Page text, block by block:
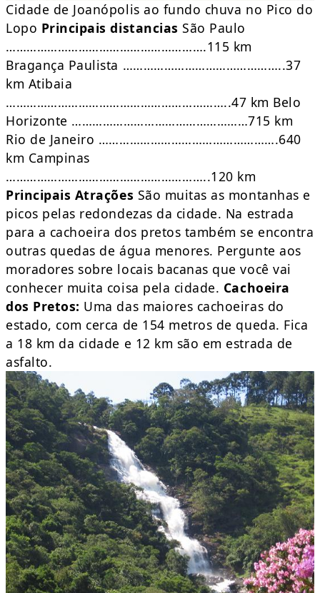
Cidade de Joanópolis ao fundo chuva no Pico do
Lopo Principais distancias São Paulo
………………………………………………….115 km
Bragança Paulista ………………………………………..37
km Atibaia
………………………………………………………..47 km Belo
Horizonte ……………………………………………715 km
Rio de Janeiro …………………………………………….640
km Campinas
…………………………………………………..120 km
Principais Atrações São muitas as montanhas e
picos pelas redondezas da cidade. Na estrada
para a cachoeira dos pretos também se encontra
outras quedas de água menores. Pergunte aos
moradores sobre locais bacanas que você vai
conhecer muita coisa pela cidade. Cachoeira
dos Pretos: Uma das maiores cachoeiras do
estado, com cerca de 154 metros de queda. Fica
a 18 km da cidade e 12 km são em estrada de
asfalto.